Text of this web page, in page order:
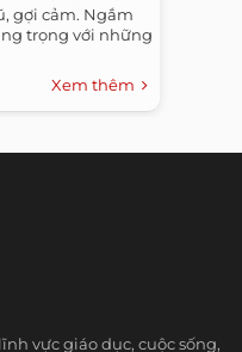
gợi cảm. Ngắm
trọng với những
Xem thêm
vực giáo dục, cuộc sống,